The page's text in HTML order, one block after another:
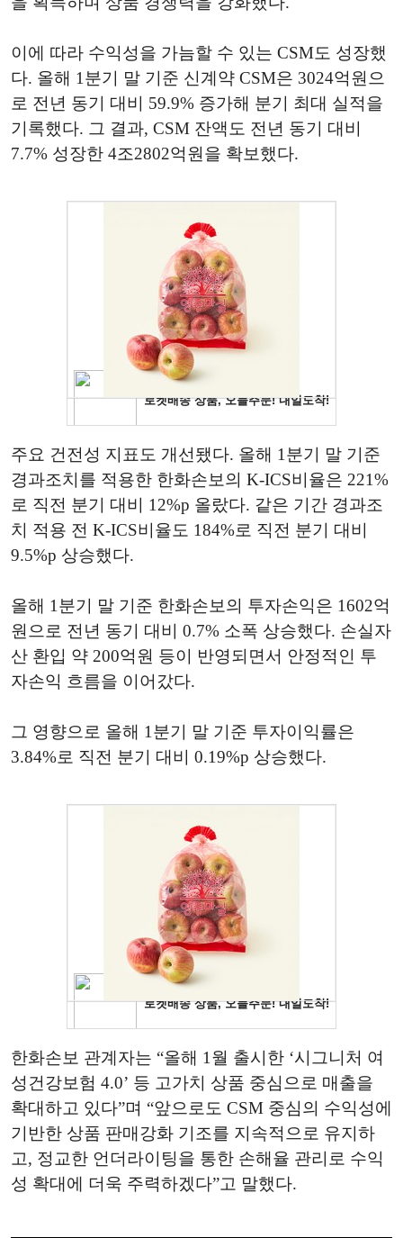
이에 따라 수익성을 가늠할 수 있는 CSM도 성장했
다. 올해 1분기 말 기준 신계약 CSM은 3024억원으
로 전년 동기 대비 59.9% 증가해 분기 최대 실적을
기록했다. 그 결과, CSM 잔액도 전년 동기 대비
7.7% 성장한 4조2802억원을 확보했다.
주요 건전성 지표도 개선됐다. 올해 1분기 말 기준
경과조치를 적용한 한화손보의 K-ICS비율은 221%
로 직전 분기 대비 12%p 올랐다. 같은 기간 경과조
치 적용 전 K-ICS비율도 184%로 직전 분기 대비
9.5%p 상승했다.
올해 1분기 말 기준 한화손보의 투자손익은 1602억
원으로 전년 동기 대비 0.7% 소폭 상승했다. 손실자
산 환입 약 200억원 등이 반영되면서 안정적인 투
자손익 흐름을 이어갔다.
그 영향으로 올해 1분기 말 기준 투자이익률은
3.84%로 직전 분기 대비 0.19%p 상승했다.
한화손보 관계자는 “올해 1월 출시한 ‘시그니처 여
성건강보험 4.0’ 등 고가치 상품 중심으로 매출을
확대하고 있다”며 “앞으로도 CSM 중심의 수익성에
기반한 상품 판매강화 기조를 지속적으로 유지하
고, 정교한 언더라이팅을 통한 손해율 관리로 수익
성 확대에 더욱 주력하겠다”고 말했다.